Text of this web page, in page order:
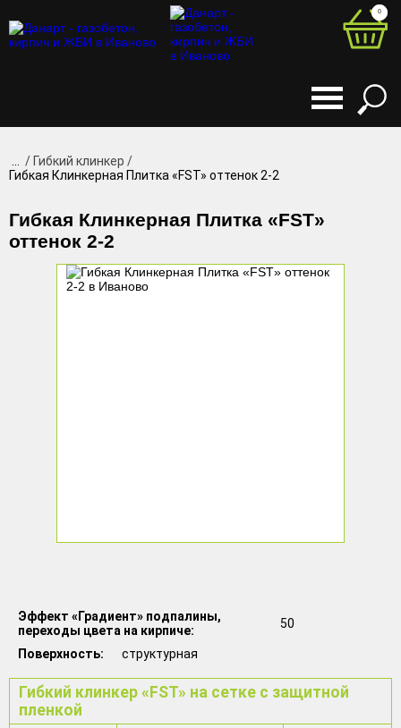
00
Гибкий клинкер
Гибкая Клинкерная Плитка «FST» оттенок 2-2
Гибкая Клинкерная Плитка «FST»
оттенок 2-2
Эффект «Градиент» подпалины,
переходы цвета на кирпиче
50
Поверхность структурная
Гибкий клинкер «FST» на сетке с защитной
пленкой